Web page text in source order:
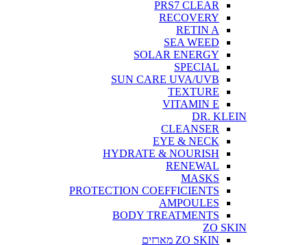
PRS7 CLEAR
RECOVERY
RETIN A
SEA WEED
SOLAR ENERGY
SPECIAL
SUN CARE UVA/UVB
TEXTURE
VITAMIN E
DR. KLEIN
CLEANSER
EYE & NECK
HYDRATE & NOURISH
RENEWAL
MASKS
PROTECTION COEFFICIENTS
AMPOULES
BODY TREATMENTS
ZO SKIN
ZO SKIN מארזים